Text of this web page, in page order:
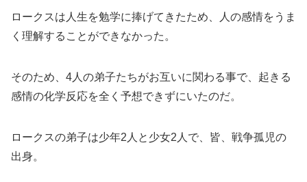
ロークスは人生を勉学に捧げてきたため、人の感情をうま
く理解することができなかった。
そのため、4人の弟子たちがお互いに関わる事で、起きる
感情の化学反応を全く予想できずにいたのだ。
ロークスの弟子は少年2人と少女2人で、皆、戦争孤児の
出身。